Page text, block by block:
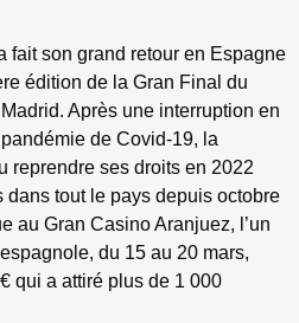
fait son grand retour en Espagne
édition de la Gran Final du
Après une interruption en
de Covid-19, la
reprendre ses droits en 2022
tout le pays depuis octobre
au Gran Casino Aranjuez, l’un
du 15 au 20 mars,
qui a attiré plus de 1 000